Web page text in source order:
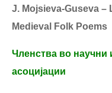
J. Mojsieva-Guseva
Medieval Folk Poems
Членства во
асоцијации